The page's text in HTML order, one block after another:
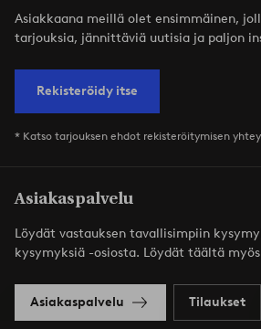
Asiakkaana meillä olet ensimmäinen,
tarjouksia, jännittäviä uutisia ja paljon
Rekisteröidy itse
* Katso tarjouksen ehdot rekisteröitymisen
Asiakaspalvelu
Löydät vastauksen tavallisimpiin
kysymyksiä -osiosta. Löydät täältä
Asiakaspalvelu Tilaukset